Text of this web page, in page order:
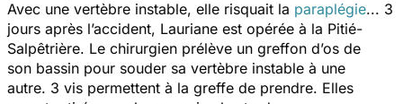
Avec une vertèbre instable, elle risquait la paraplégie... 3
jours après l’accident, Lauriane est opérée à la Pitié-
Salpêtrière. Le chirurgien prélève un greffon d’os de
son bassin pour souder sa vertèbre instable à une
autre. 3 vis permettent à la greffe de prendre. Elles